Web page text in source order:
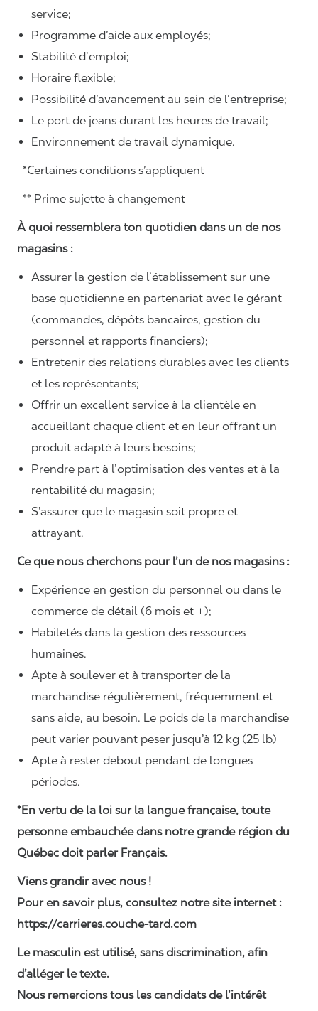
service;
Programme d’aide aux employés;
Stabilité d’emploi;
Horaire flexible;
Possibilité d’avancement au sein de l’entreprise;
Le port de jeans durant les heures de travail;
Environnement de travail dynamique.
*Certaines conditions s’appliquent
** Prime sujette à changement
À quoi ressemblera ton quotidien dans un de nos
magasins :
Assurer la gestion de l’établissement sur une
base quotidienne en partenariat avec le gérant
(commandes, dépôts bancaires, gestion du
personnel et rapports financiers);
Entretenir des relations durables avec les clients
et les représentants;
Offrir un excellent service à la clientèle en
accueillant chaque client et en leur offrant un
produit adapté à leurs besoins;
Prendre part à l’optimisation des ventes et à la
rentabilité du magasin;
S’assurer que le magasin soit propre et
attrayant.
Ce que nous cherchons pour l’un de nos magasins :
Expérience en gestion du personnel ou dans le
commerce de détail (6 mois et +);
Habiletés dans la gestion des ressources
humaines.
Apte à soulever et à transporter de la
marchandise régulièrement, fréquemment et
sans aide, au besoin. Le poids de la marchandise
peut varier pouvant peser jusqu’à 12 kg (25 lb)
Apte à rester debout pendant de longues
périodes.
*En vertu de la loi sur la langue française, toute
personne embauchée dans notre grande région du
Québec doit parler Français.
Viens grandir avec nous !
Pour en savoir plus, consultez notre site internet :
https://carrieres.couche-tard.com
Le masculin est utilisé, sans discrimination, afin
d’alléger le texte.
Nous remercions tous les candidats de l’intérêt